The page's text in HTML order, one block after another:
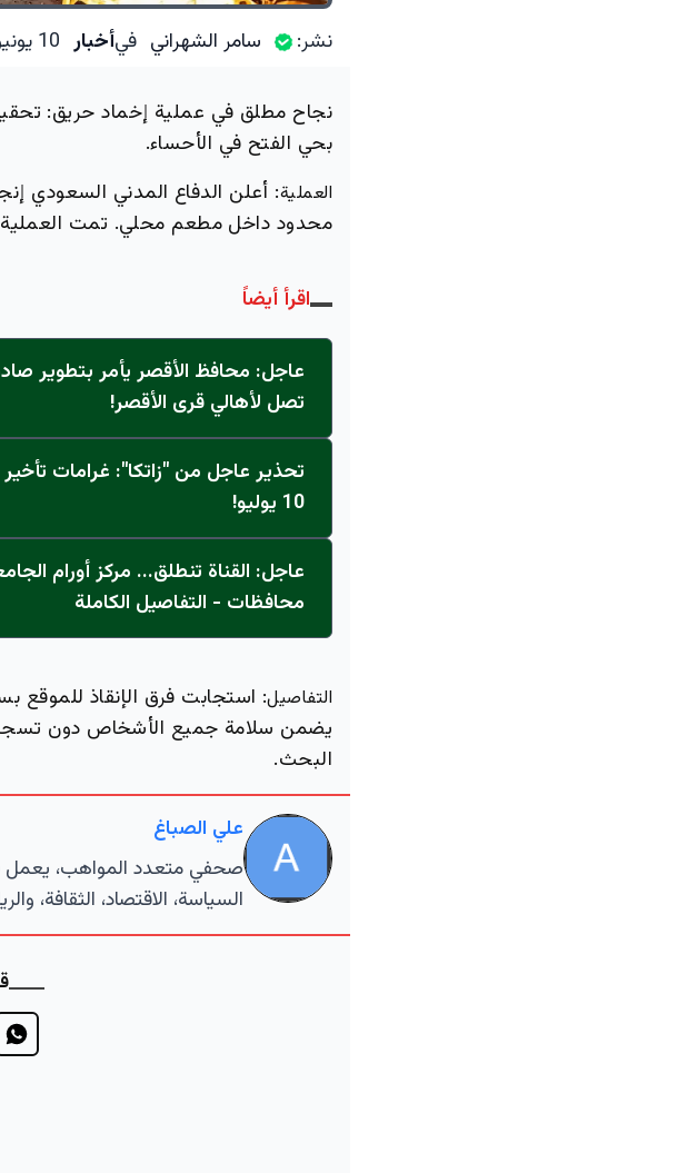
نشر: سامر الشهراني فيأخبار 10 يونيو 2026 الساعة 06:40 صباحاً
نجاح مطلق في عملية إخماد حريق:
بحي الفتح في الأحساء.
العملية: أعلن الدفاع المدني السعودي
محدود داخل مطعم محلي. تمت العملية
اقرأ أيضاً
عاجل: محافظ الأقصر يأمر بتطوير
تصل لأهالي قرى الأقصر!
تحذير عاجل من "زاتكا": غرامات
10 يوليو!
محافظات - التفاصيل الكاملة
التفاصيل: استجابت فرق الإنقاذ للموقع
يضمن سلامة جميع الأشخاص دون
البحث.
علي الصباغ
صحفي متعدد المواهب، يعمل
السياسة، الاقتصاد، الثقافة،